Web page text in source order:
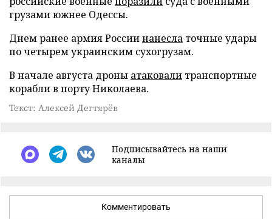
грузами южнее Одессы.
Днем ранее армия Россиинанесла точные удары
по четырем украинским сухогрузам.
В начале августа дроны атаковали транспортные
корабли в порту Николаева.
Текст: Алексей Дегтярёв
Подписывайтесь на наши
каналы
Комментировать